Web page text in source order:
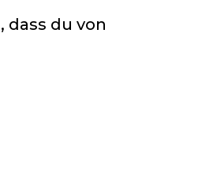
dass du von